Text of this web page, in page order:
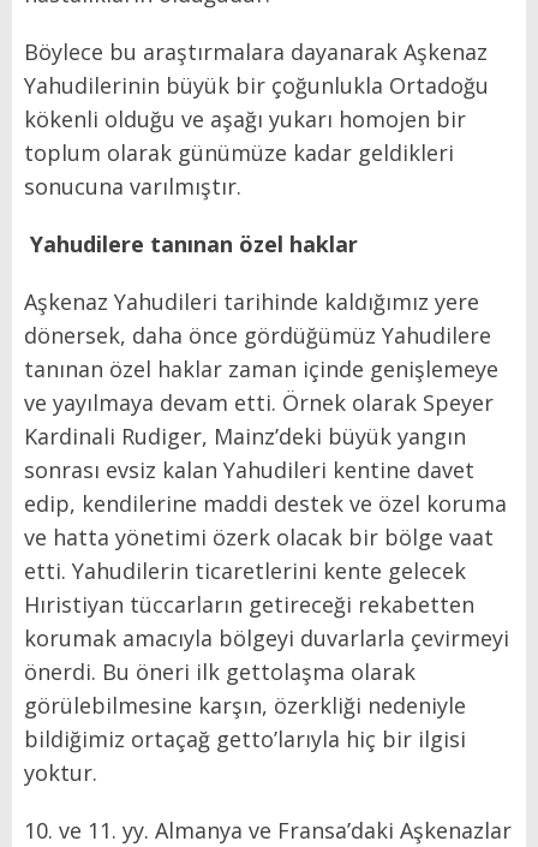
Böylece bu araştırmalara dayanarak Aşkenaz
Yahudilerinin büyük bir çoğunlukla Ortadoğu
kökenli olduğu ve aşağı yukarı homojen bir
toplum olarak günümüze kadar geldikleri
sonucuna varılmıştır.
Yahudilere tanınan özel haklar
Aşkenaz Yahudileri tarihinde kaldığımız yere
dönersek, daha önce gördüğümüz Yahudilere
tanınan özel haklar zaman içinde genişlemeye
ve yayılmaya devam etti. Örnek olarak Speyer
Kardinali Rudiger, Mainz’deki büyük yangın
sonrası evsiz kalan Yahudileri kentine davet
edip, kendilerine maddi destek ve özel koruma
ve hatta yönetimi özerk olacak bir bölge vaat
etti. Yahudilerin ticaretlerini kente gelecek
Hıristiyan tüccarların getireceği rekabetten
korumak amacıyla bölgeyi duvarlarla çevirmeyi
önerdi. Bu öneri ilk gettolaşma olarak
görülebilmesine karşın, özerkliği nedeniyle
bildiğimiz ortaçağ getto’larıyla hiç bir ilgisi
yoktur.
10. ve 11. yy. Almanya ve Fransa’daki Aşkenazlar